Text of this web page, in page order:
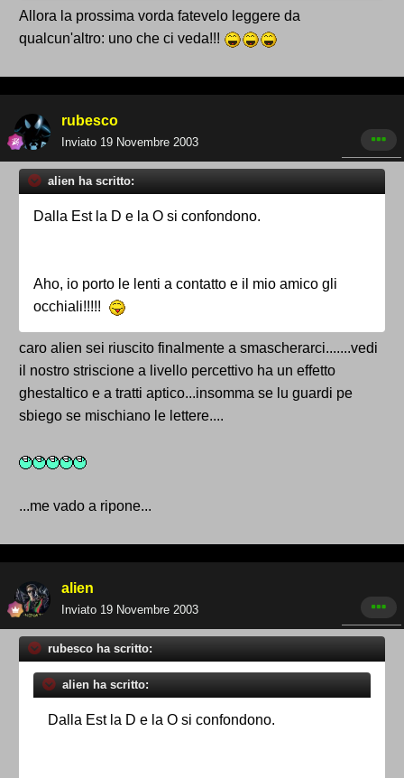
Allora la prossima vorda fatevelo leggere da
qualcun'altro: uno che ci veda!!!
rubesco
Inviato 19 Novembre 2003
alien ha scritto:
Dalla Est la D e la O si confondono.
Aho, io porto le lenti a contatto e il mio amico gli
occhiali!!!!!
caro alien sei riuscito finalmente a smascherarci.......vedi
il nostro striscione a livello percettivo ha un effetto
ghestaltico e a tratti aptico...insomma se lu guardi pe
sbiego se mischiano le lettere....
...me vado a ripone...
alien
Inviato 19 Novembre 2003
rubesco ha scritto:
alien ha scritto:
Dalla Est la D e la O si confondono.